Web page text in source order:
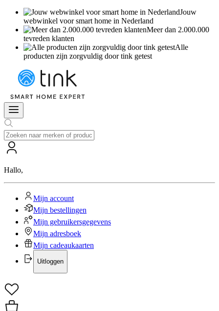
Jouw
webwinkel voor smart home in Nederland
Meer dan 2.000.000
tevreden klanten
Alle
producten zijn zorgvuldig door tink getest
Hallo,
Mijn account
Mijn bestellingen
Mijn gebruikersgegevens
Mijn adresboek
Mijn cadeaukaarten
Uitloggen